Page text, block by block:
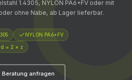
1.4305, NYLON PA6+FV oder mit
ohne Nabe, ab Lager lieferbar.
NYLON PA6+FV
d = 2 × z
Beratung anfragen